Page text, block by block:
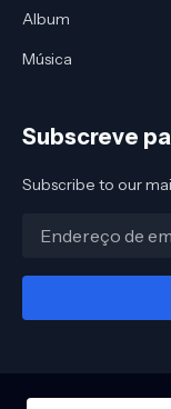
Album
Música
Subscreve
Subscribe to our